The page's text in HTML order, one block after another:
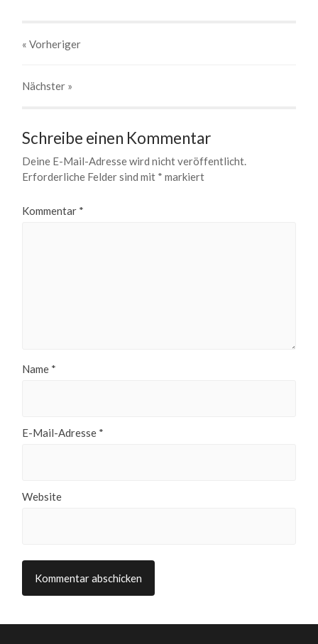
« Vorheriger
Nächster »
Schreibe einen Kommentar
Deine E-Mail-Adresse wird nicht veröffentlicht.
Erforderliche Felder sind mit * markiert
Kommentar *
Name *
E-Mail-Adresse *
Website